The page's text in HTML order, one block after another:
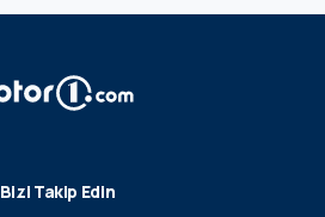
Bizi Takip Edin